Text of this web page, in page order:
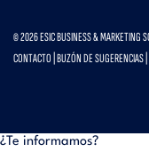
© 2026 ESIC BUSINESS & MARKETING
CONTACTO BUZÓN DE SUGERENCIAS
¿Te informamos?